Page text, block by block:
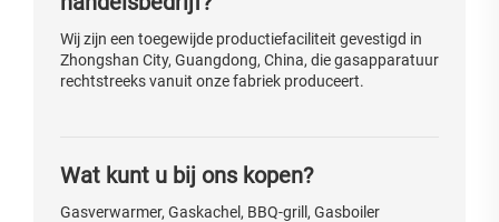
Wij zijn een toegewijde productiefaciliteit gevestigd in
Zhongshan City, Guangdong, China, die gasapparatuur
rechtstreeks vanuit onze fabriek produceert.
Wat kunt u bij ons kopen?
Gasverwarmer, Gaskachel, BBQ-grill, Gasboiler